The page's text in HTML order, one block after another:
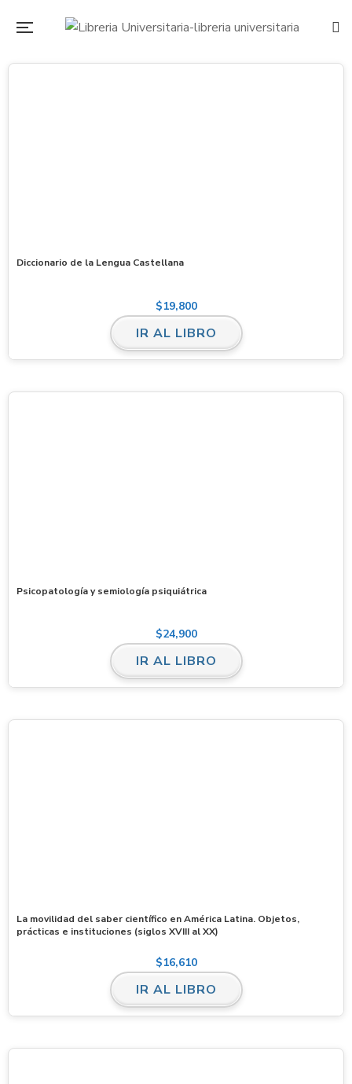
Diccionario de la Lengua Castellana
$19,800
IR AL LIBRO
Psicopatología y semiología psiquiátrica
$24,900
IR AL LIBRO
La movilidad del saber científico en América Latina. Objetos,
prácticas e instituciones (siglos XVIII al XX)
$16,610
IR AL LIBRO